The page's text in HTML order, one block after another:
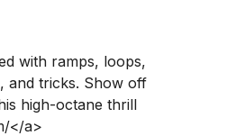
with ramps, loops,
and tricks. Show off
high-octane thrill
</a>